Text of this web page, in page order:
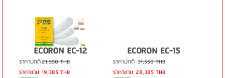
ECORON EC-12
ราคาปกติ21,550 THB
ราคาขาย 19,385 THB
ECORON EC-15
ราคาปกติ 31,550 THB
ราคาขาย 28,385 THB